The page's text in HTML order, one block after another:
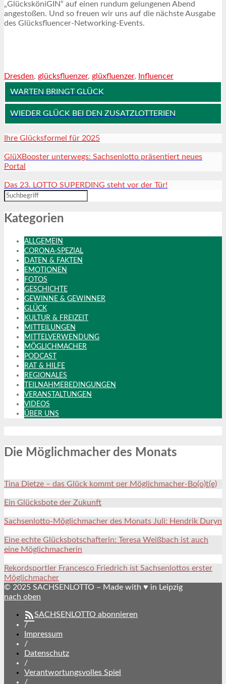
„GlücksköniGIN“ auf einen rundum gelungenen Abend
angestoßen. Und so freuen wir uns auf die nächste Ausgabe
des Glücksfluencer-Networking-Events.
Dresden, glücksfluenzer, glüxfluenzer,
Influencer
WARTEN BRINGT GLÜCK
WIEDER GLÜCK BEI DEN ZUSATZLOTTERIEN
Ihre Glücksformel für 2025
GlüXBooster unterwegs: Sachsenlotto präsentiert neues
Portal
Das 23. LOTTO SUPERDING steht vor der Tür!
Kategorien
ALLGEMEIN
CORONA-SPEZIAL
DATEN & FAKTEN
EMOTIONEN
FOTOS
GESCHICHTE
GEWINNE & GEWINNER
GLÜCK
KULTUR & FREIZEIT
MITTEILUNGEN
MITTELVERWENDUNG
MÖGLICHMACHER
PODCAST
RAT & HILFE
REGIONALES
TEILNAHMEBEDINGUNGEN
VERANSTALTUNGEN
VIDEOS
ÜBER UNS
Die Möglichmacher des Monats
Tina Dietze – das Glück kommt per Möglichmacher-Bo(o)t(e)
Ein Glücksbote der Zukunft
Sachsenlotto-Möglichmacher des Monats Juli: Hendrik Duryn
Eine echte Glücksbotschafterin: Teresa Weißbach ist auch
eine Möglichmacherin
Rekordsportler Francesco Friedrich ist Sachsenlottos erster
Möglichmacher
© 2025 SACHSENLOTTO – Made with ♥ in Leipzig
nach oben
SACHSENLOTTO abonnieren
/
Impressum
/
Datenschutz
/
Verantwortungsvolles Spiel
/